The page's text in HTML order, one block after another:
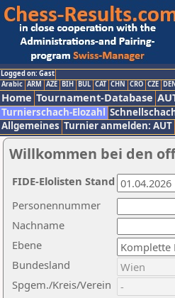
Logged on: Gast
Arabic ARM AZE BIH BUL CAT CHN CRO CZE
Home Tournament-Database
Turnierschach-Elozahl
Allgemeines Turnier anmelden: AUT
Willkommen bei den
Nachname
Ebene
Personennummer
Bundesland
Spgem./Kreis/Verein
FIDE-Elolisten Stand